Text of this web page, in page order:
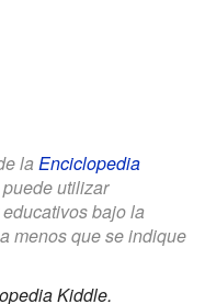
la Enciclopedia
utilizar
bajo la
a menos que se indique
Kiddle.